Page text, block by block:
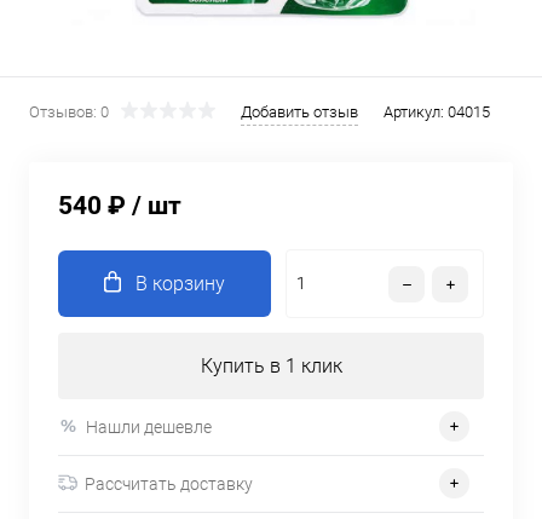
Отзывов: 0 Добавить отзыв Артикул: 04015
540 ₽ / шт
В корзину
Купить в 1 клик
Нашли дешевле
Рассчитать доставку